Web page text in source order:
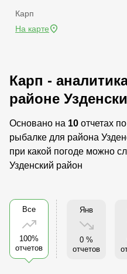
Карп
На карте
Карп -
районе
Основано на 10 отчетах
рыбалке для района
при какой погоде можно
Узденский район
Все
100%
отчетов
Янв
0 %
отчетов